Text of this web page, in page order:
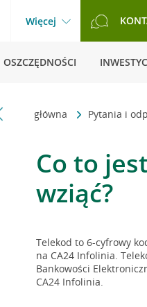
Więcej
OSZCZĘDNOŚCI
Strona główna Pytania i
Co to
wziąć?
Telekod to 6-cyfrowy
na CA24 Infolinia.
Bankowości
CA24 Infolinia.